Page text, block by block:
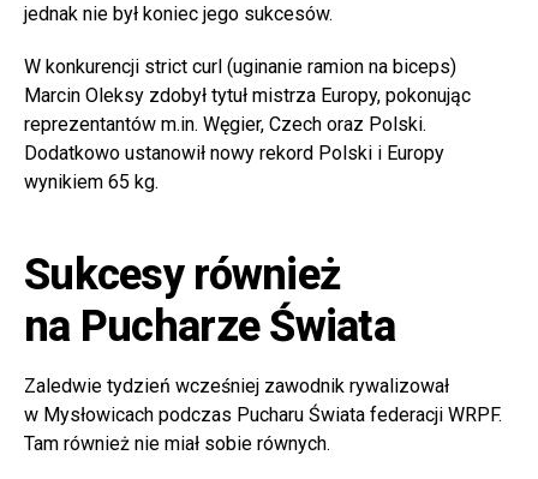
jednak nie był koniec jego sukcesów.
W konkurencji strict curl (uginanie ramion na biceps)
Marcin Oleksy zdobył tytuł mistrza Europy, pokonując
reprezentantów m.in. Węgier, Czech oraz Polski.
Dodatkowo ustanowił nowy rekord Polski i Europy
wynikiem 65 kg.
Sukcesy również
na Pucharze Świata
Zaledwie tydzień wcześniej zawodnik rywalizował
w Mysłowicach podczas Pucharu Świata federacji WRPF.
Tam również nie miał sobie równych.